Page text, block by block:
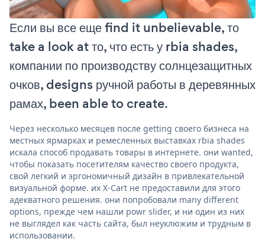
Если вы все еще find it unbelievable, то
take a look at то, что есть у rbia shades,
компании по производству солнцезащитных
очков, designs ручной работы в деревянных
рамах, been able to create.
Через несколько месяцев после getting своего бизнеса на
местных ярмарках и ремесленных выставках rbia shades
искала способ продавать товары в интернете. они wanted,
чтобы показать посетителям качество своего продукта,
свой легкий и эргономичный дизайн в привлекательной
визуальной форме. их X-Cart не предоставили для этого
адекватного решения. они попробовали many different
options, прежде чем нашли powr slider, и ни один из них
не выглядел как часть сайта, был неуклюжим и трудным в
использовании.